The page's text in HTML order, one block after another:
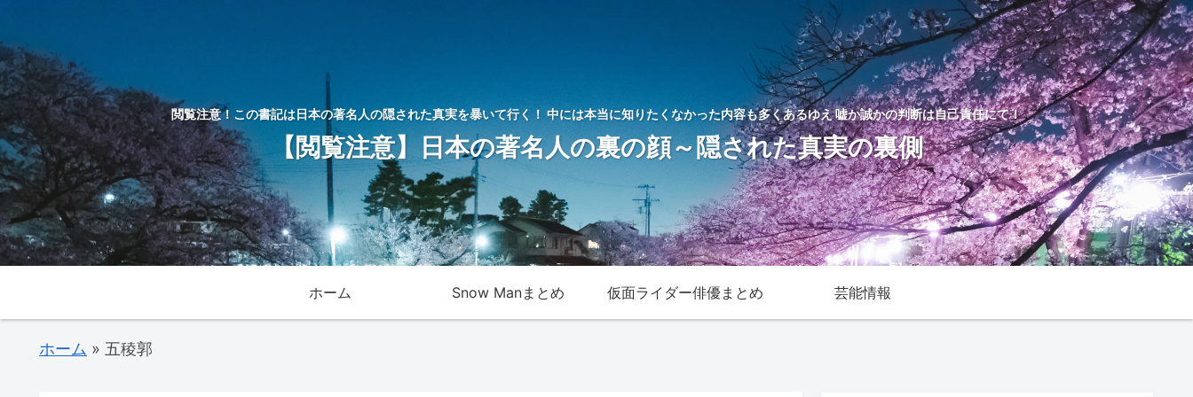
閲覧注意！この書記は日本の著名人の隠された真実を暴いて行く！ 中には本当に知りたくなかった内容も多くあるゆえ 嘘か誠かの判断は自己責任にて！
【閲覧注意】日本の著名人の裏の顔～隠された真実の裏側
ホーム Snow Manまとめ 仮面ライダー俳優まとめ 芸能情報
ホーム » 五稜郭